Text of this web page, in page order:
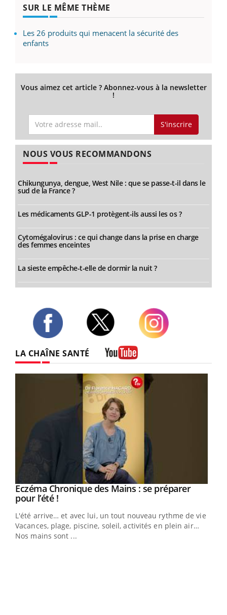
SUR LE MÊME THÈME
Les 26 produits qui menacent la sécurité des
enfants
Vous aimez cet article ? Abonnez-vous à la newsletter
!
S'inscrire
NOUS VOUS RECOMMANDONS
Chikungunya, dengue, West Nile : que se passe-t-il dans le
sud de la France ?
Les médicaments GLP-1 protègent-ils aussi les os ?
Cytomégalovirus : ce qui change dans la prise en charge
des femmes enceintes
La sieste empêche-t-elle de dormir la nuit ?
LA CHAÎNE SANTÉ
Youtube
Eczéma Chronique des Mains : se préparer
pour l’été !Youtube
L'été arrive… et avec lui, un tout nouveau rythme de vie !
Vacances, plage, piscine, soleil, activités en plein air…
Nos mains sont ...